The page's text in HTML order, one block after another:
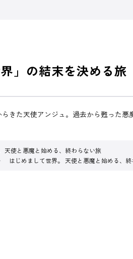
」の結末を決める旅
きた天使アンジュ。過去から甦った
天使と悪魔と始める、終わらない旅
はじめまして世界。 天使と悪魔と始める、